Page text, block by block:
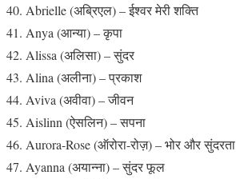
Abrielle (अब्रिएल) – ईश्वर मेरी शक्ति
Anya (आन्या) – कृपा
Alissa (अलिसा) – सुंदर
Alina (अलीना) – प्रकाश
Aviva (अवीवा) – जीवन
Aislinn (ऐसलिन) – सपना
Aurora-Rose (ऑरोरा-रोज़) – भोर और सुंदरता
Ayanna (अयान्ना) – सुंदर फूल